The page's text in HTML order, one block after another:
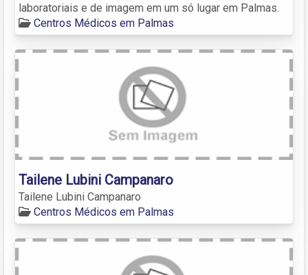
laboratoriais e de imagem em um só lugar em Palmas.
Centros Médicos em Palmas
Tailene Lubini Campanaro
Tailene Lubini Campanaro
Centros Médicos em Palmas